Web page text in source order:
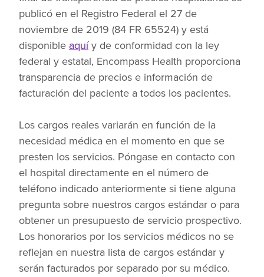
publicó en el Registro Federal el 27 de
noviembre de 2019 (84 FR 65524) y está
disponibleaquíy de conformidad con la ley
federal y estatal, Encompass Health proporciona
transparencia de precios e información de
facturación del paciente a todos los pacientes.
Los cargos reales variarán en función de la
necesidad médica en el momento en que se
presten los servicios. Póngase en contacto con
el hospital directamente en el número de
teléfono indicado anteriormente si tiene alguna
pregunta sobre nuestros cargos estándar o para
obtener un presupuesto de servicio prospectivo.
Los honorarios por los servicios médicos no se
reflejan en nuestra lista de cargos estándar y
serán facturados por separado por su médico.